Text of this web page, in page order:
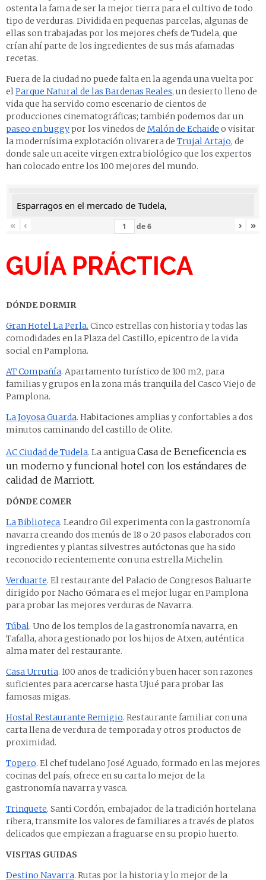
ostenta la fama de ser la mejor tierra para el cultivo de todo
tipo de verduras. Dividida en pequeñas parcelas, algunas de
ellas son trabajadas por los mejores chefs de Tudela, que
crían ahí parte de los ingredientes de sus más afamadas
recetas.
Fuera de la ciudad no puede falta en la agenda una vuelta por
elParque Natural de las Bardenas Reales, un desierto lleno de
vida que ha servido como escenario de cientos de
producciones cinematográficas; también podemos dar un
paseo en buggypor los viñedos de Malón de Echaide o visitar
la modernísima explotación olivarera de Trujal Artajo, de
donde sale un aceite virgen extra biológico que los expertos
han colocado entre los 100 mejores del mundo.
Esparragos en el mercado de Tudela,
«
‹ de6 › »
GUÍA PRÁCTICA
DÓNDE DORMIR
Gran Hotel La Perla. Cinco estrellas con historia y todas las
comodidades en la Plaza del Castillo, epicentro de la vida
social en Pamplona.
AT Compañía. Apartamento turístico de 100 m2, para
familias y grupos en la zona más tranquila del Casco Viejo de
Pamplona.
La Joyosa Guarda. Habitaciones amplias y confortables a dos
minutos caminando del castillo de Olite.
AC Ciudad de Tudela. La antiguaCasa de Beneficencia es
un moderno y funcional hotel con los estándares de
calidad de Marriott.
DÓNDE COMER
La Biblioteca. Leandro Gil experimenta con la gastronomía
navarra creando dos menús de 18 o 20 pasos elaborados con
ingredientes y plantas silvestres autóctonas que ha sido
reconocido recientemente con una estrella Michelin.
Verduarte. El restaurante del Palacio de Congresos Baluarte
dirigido por Nacho Gómara es el mejor lugar en Pamplona
para probar las mejores verduras de Navarra.
Túbal. Uno de los templos de la gastronomía navarra, en
Tafalla, ahora gestionado por los hijos de Atxen, auténtica
alma mater del restaurante.
Casa Urrutia. 100 años de tradición y buen hacer son razones
suficientes para acercarse hasta Ujué para probar las
famosas migas.
Hostal Restaurante Remigio. Restaurante familiar con una
carta llena de verdura de temporada y otros productos de
proximidad.
Topero. El chef tudelano José Aguado, formado en las mejores
cocinas del país, ofrece en su carta lo mejor de la
gastronomía navarra y vasca.
Trinquete. Santi Cordón, embajador de la tradición hortelana
ribera, transmite los valores de familiares a través de platos
delicados que empiezan a fraguarse en su propio huerto.
VISITAS GUIDAS
Destino Navarra. Rutas por la historia y lo mejor de la